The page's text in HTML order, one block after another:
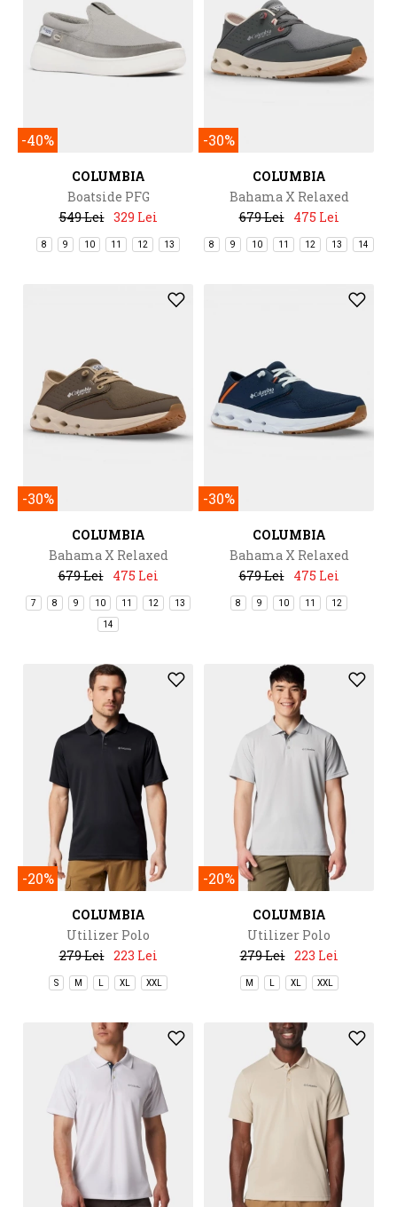
-40%
COLUMBIA
Boatside PFG
549 Lei 329 Lei
8 9 10 11 12 13
-30%
COLUMBIA
Bahama X Relaxed
679 Lei
475 Lei
8 9 10 11 12 13 14
-30%
COLUMBIA
Bahama X Relaxed
679 Lei
475 Lei
7 8 9 10 11 12 13
14
-30%
COLUMBIA
Bahama X Relaxed
679 Lei
475 Lei
8 9 10 11 12
-20%
COLUMBIA
Utilizer Polo
279 Lei 223 Lei
S M XL XXL
-20%
COLUMBIA
Utilizer Polo
279 Lei 223 Lei
M XL XXL